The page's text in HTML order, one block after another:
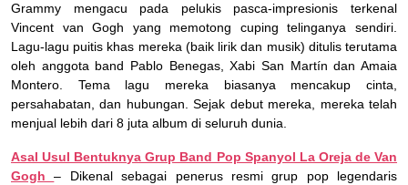
Grammy mengacu pada pelukis pasca-impresionis terkenal
Vincent van Gogh yang memotong cuping telinganya sendiri.
Lagu-lagu puitis khas mereka (baik lirik dan musik) ditulis terutama
oleh anggota band Pablo Benegas, Xabi San Martín dan Amaia
Montero. Tema lagu mereka biasanya mencakup cinta,
persahabatan, dan hubungan. Sejak debut mereka, mereka telah
menjual lebih dari 8 juta album di seluruh dunia.
Asal Usul Bentuknya Grup Band Pop Spanyol La Oreja de Van
Gogh
– Dikenal sebagai penerus resmi grup pop legendaris